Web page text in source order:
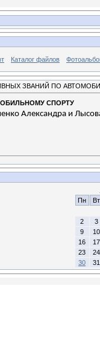
Каталог файлов
ЗВАНИЙ ПО
СПОРТУ
Александра и
Пн
Вт
2
3
9
10
16
17
23
24
30
31